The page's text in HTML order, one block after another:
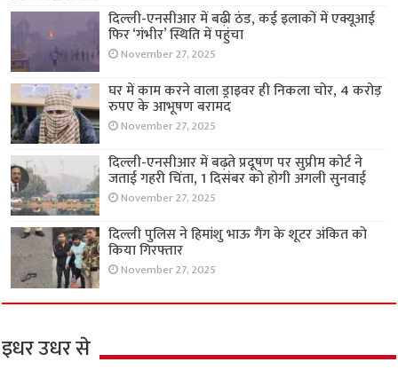
दिल्ली-एनसीआर में बढ़ी ठंड, कई इलाकों में एक्यूआई
फिर ‘गंभीर’ स्थिति में पहुंचा
November 27, 2025
घर में काम करने वाला ड्राइवर ही निकला चोर, 4 करोड़
रुपए के आभूषण बरामद
November 27, 2025
दिल्ली-एनसीआर में बढ़ते प्रदूषण पर सुप्रीम कोर्ट ने
जताई गहरी चिंता, 1 दिसंबर को होगी अगली सुनवाई
November 27, 2025
दिल्ली पुलिस ने हिमांशु भाऊ गैंग के शूटर अंकित को
किया गिरफ्तार
November 27, 2025
इधर उधर से